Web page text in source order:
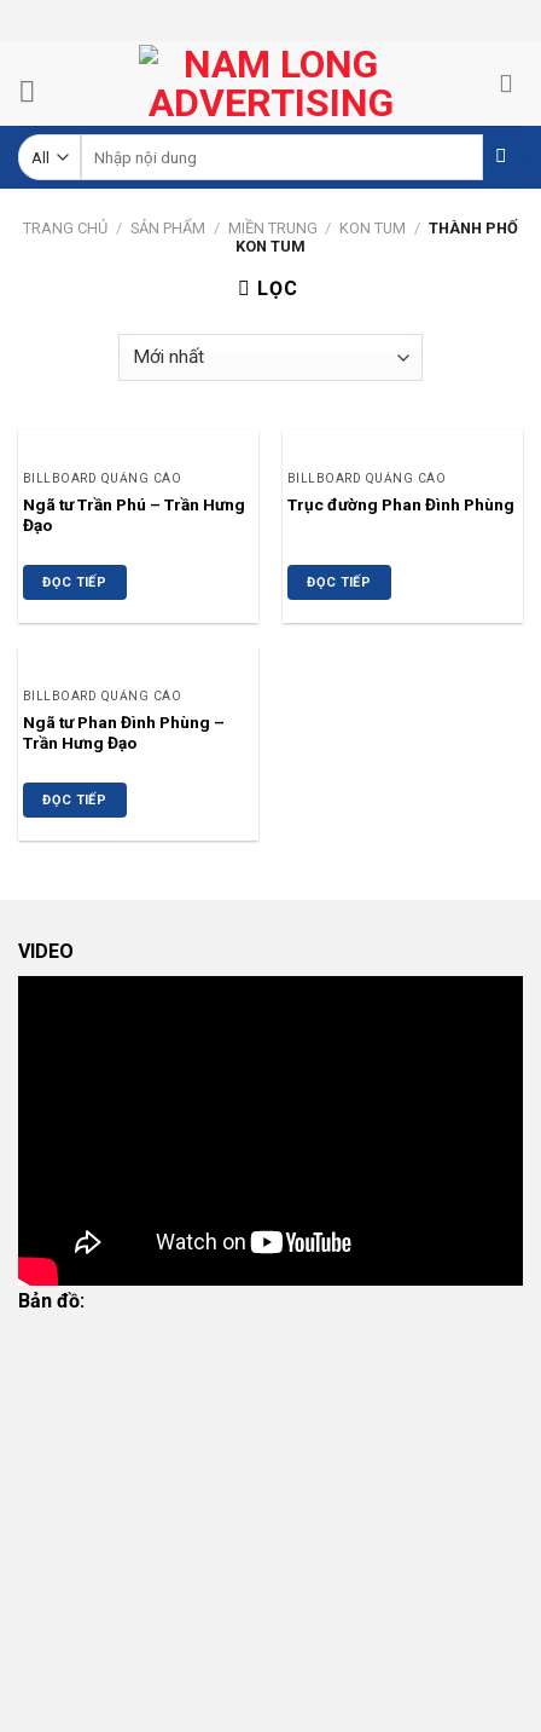
kiếm:
TRANG CHỦ / SẢN PHẨM / MIỀN TRUNG / KON TUM / THÀNH PHỐ
KON TUM
LỌC
BILLBOARD QUẢNG CÁO
Ngã tư Trần Phú – Trần Hưng
Đạo
ĐỌC TIẾP
BILLBOARD QUẢNG CÁO
Trục đường Phan Đình Phùng
ĐỌC TIẾP
BILLBOARD QUẢNG CÁO
Ngã tư Phan Đình Phùng –
Trần Hưng Đạo
ĐỌC TIẾP
VIDEO
Bản đồ: